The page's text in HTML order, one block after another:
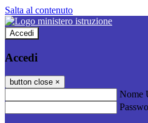
Salta al contenuto
Accedi
Accedi
button close ×
Nome